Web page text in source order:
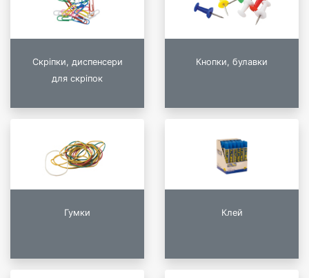
Скріпки, диспенсери
для скріпок
Кнопки, булавки
Гумки Клей